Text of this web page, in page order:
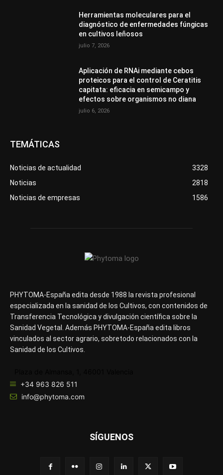
Herramientas moleculares para el
diagnóstico de enfermedades fúngicas
en cultivos leñosos
julio 7, 2026
Aplicación de RNAi mediante cebos
proteicos para el control de Ceratitis
capitata: eficacia en semicampo y
efectos sobre organismos no diana
julio 6, 2026
TEMÁTICAS
Noticias de actualidad
3328
Noticias
2818
Noticias de empresas
1586
PHYTOMA-España edita desde 1988 la revista profesional
especializada en la sanidad de los Cultivos, con contenidos de
Transferencia Tecnológica y divulgación científica sobre la
Sanidad Vegetal. Además PHYTOMA-España edita libros
vinculados al sector agrario, sobretodo relacionados con la
Sanidad de los Cultivos.
+34 963 826 511
info@phytoma.com
SÍGUENOS